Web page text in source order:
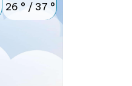
26 ° / 37 °